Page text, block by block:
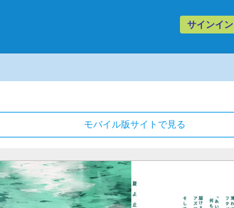
サインイン
モバイル版サイトで見る